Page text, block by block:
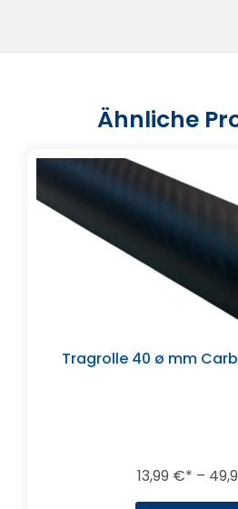
Ähnliche
Tragrolle 40 ø mm
13,99 € –